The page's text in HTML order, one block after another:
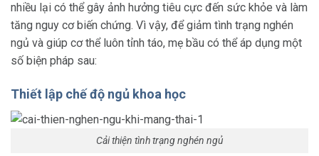
nhiều lại có thể gây ảnh hưởng tiêu cực đến sức khỏe và làm
tăng nguy cơ biến chứng. Vì vậy, để giảm tình trạng nghén
ngủ và giúp cơ thể luôn tỉnh táo, mẹ bầu có thể áp dụng một
số biện pháp sau:
Thiết lập chế độ ngủ khoa học
Cải thiện tình trạng nghén ngủ